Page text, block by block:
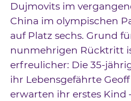
Dujmovits im
China im olympischen
auf Platz sechs. Grund
nunmehrigen Rücktritt
erfreulicher: Die 35-
ihr Lebensgefährte
erwarten ihr erstes Kind